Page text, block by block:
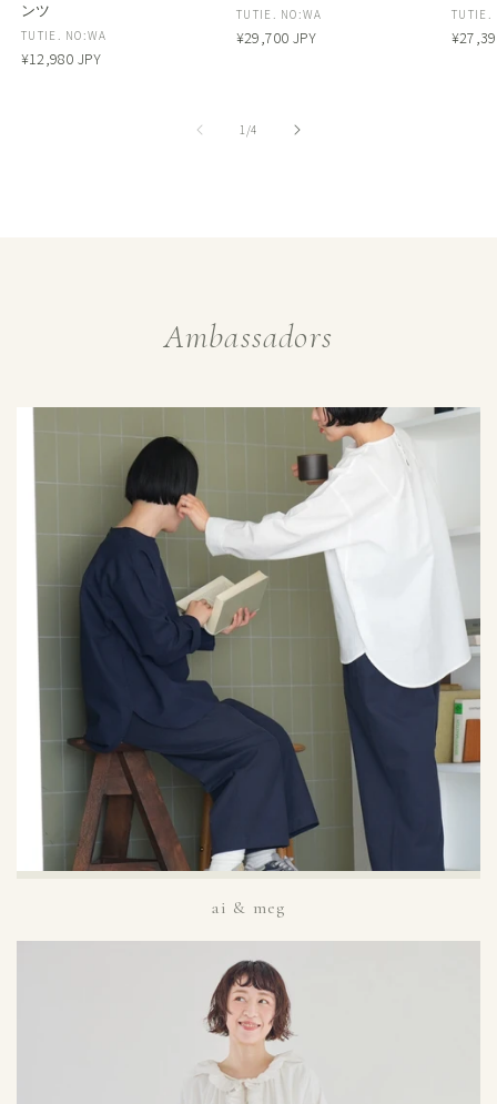
ンツ
販
売
TUTIE. NO:WA
通
¥12,980 JPY
販
売
TUTIE. NO:WA
通
¥29,700 JPY
販
売
TUTIE.
通
1/の
4
Ambassadors
ai & meg